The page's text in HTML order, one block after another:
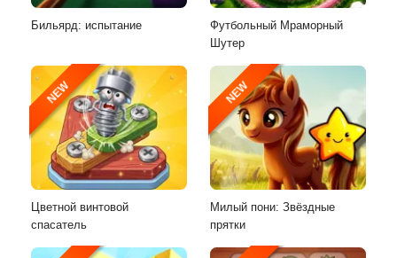
Бильярд: испытание
Футбольный Мраморный
Шутер
NEW
Цветной винтовой
спасатель
NEW
Милый пони: Звёздные
прятки